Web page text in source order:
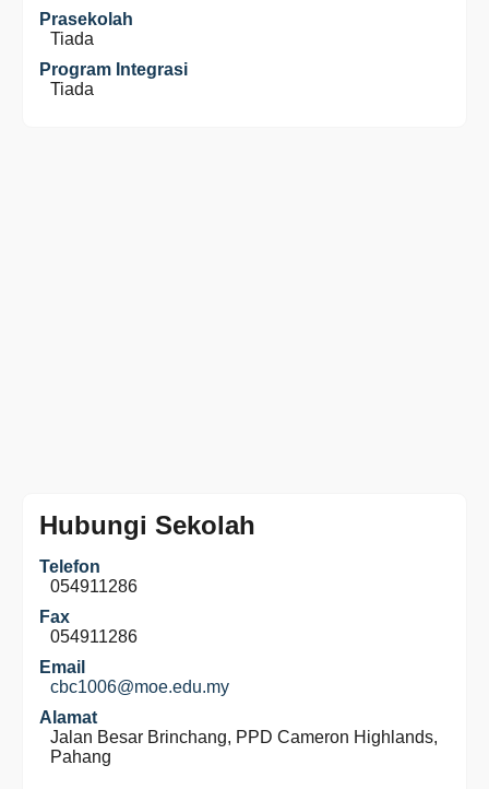
Prasekolah
Tiada
Program Integrasi
Tiada
Hubungi Sekolah
Telefon
054911286
Fax
054911286
Email
cbc1006@moe.edu.my
Alamat
Jalan Besar Brinchang, PPD Cameron Highlands,
Pahang